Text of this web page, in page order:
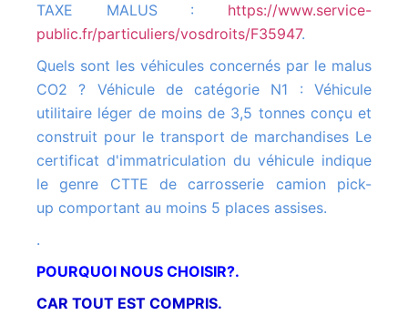
TAXE MALUS : https://www.service-
public.fr/particuliers/vosdroits/F35947.
Quels sont les véhicules concernés par le malus
CO2 ? Véhicule de catégorie N1 : Véhicule
utilitaire léger de moins de 3,5 tonnes conçu et
construit pour le transport de marchandises Le
certificat d'immatriculation du véhicule indique
le genre CTTE de carrosserie camion pick-
up comportant au moins 5 places assises.
.
POURQUOI NOUS CHOISIR?.
CAR TOUT EST COMPRIS.